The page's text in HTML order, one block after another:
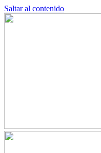
Saltar al contenido